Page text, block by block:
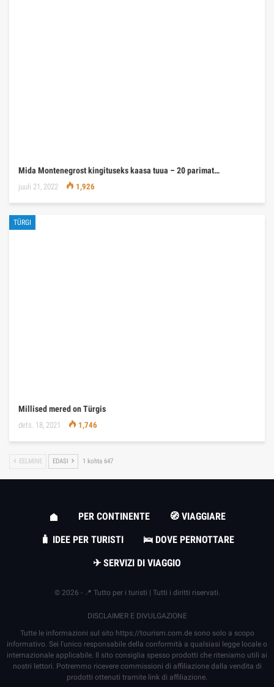
Mida Montenegrost kingituseks kaasa tuua – 20 parimat…
juuli 21, 2022 1,926
TÜRGI
Millised mered on Türgis
dets. 18, 2021 1,746
EELMINE EDASI 1 kohta 647
PER CONTINENTE
🧭 VIAGGIARE
🧳 IDEE PER TURISTI
🛌 DOVE PERNOTTARE
✈ SERVIZI DI VIAGGIO
© 2026 - 📍 Tutto per i turisti | Tutti i diritti riservati.
DISCLAIMER E DIVULGAZIONE
Tutte le informazioni sul sito https://tourism.com.desono solo a scopo
informativo. Sei l'unico responsabile della conformità a qualsiasi legge locale o
internazionale applicabile. Il sito consiglia spesso prodotti che riteniamo utili ai
nostri lettori. Potremmo ricevere commissioni di affiliazione dalla vendita di
prodotti ottenuti tramite link di affiliazione.